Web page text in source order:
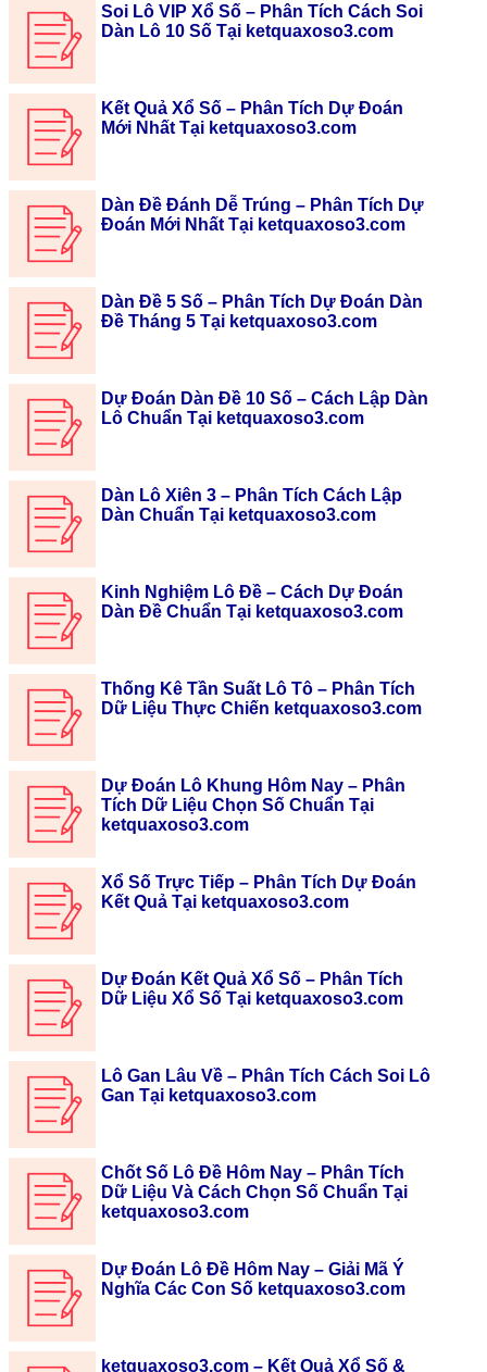
Soi Lô VIP Xổ Số – Phân Tích Cách Soi
Dàn Lô 10 Số Tại ketquaxoso3.com
Kết Quả Xổ Số – Phân Tích Dự Đoán
Mới Nhất Tại ketquaxoso3.com
Dàn Đề Đánh Dễ Trúng – Phân Tích Dự
Đoán Mới Nhất Tại ketquaxoso3.com
Dàn Đề 5 Số – Phân Tích Dự Đoán Dàn
Đề Tháng 5 Tại ketquaxoso3.com
Dự Đoán Dàn Đề 10 Số – Cách Lập Dàn
Lô Chuẩn Tại ketquaxoso3.com
Dàn Lô Xiên 3 – Phân Tích Cách Lập
Dàn Chuẩn Tại ketquaxoso3.com
Kinh Nghiệm Lô Đề – Cách Dự Đoán
Dàn Đề Chuẩn Tại ketquaxoso3.com
Thống Kê Tần Suất Lô Tô – Phân Tích
Dữ Liệu Thực Chiến ketquaxoso3.com
Dự Đoán Lô Khung Hôm Nay – Phân
Tích Dữ Liệu Chọn Số Chuẩn Tại
ketquaxoso3.com
Xổ Số Trực Tiếp – Phân Tích Dự Đoán
Kết Quả Tại ketquaxoso3.com
Dự Đoán Kết Quả Xổ Số – Phân Tích
Dữ Liệu Xổ Số Tại ketquaxoso3.com
Lô Gan Lâu Về – Phân Tích Cách Soi Lô
Gan Tại ketquaxoso3.com
Chốt Số Lô Đề Hôm Nay – Phân Tích
Dữ Liệu Và Cách Chọn Số Chuẩn Tại
ketquaxoso3.com
Dự Đoán Lô Đề Hôm Nay – Giải Mã Ý
Nghĩa Các Con Số ketquaxoso3.com
ketquaxoso3.com – Kết Quả Xổ Số &